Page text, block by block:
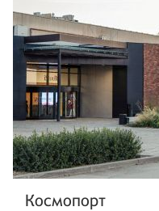
Космопорт